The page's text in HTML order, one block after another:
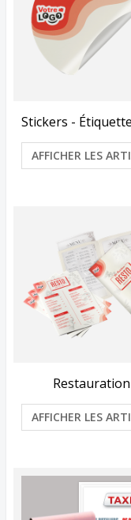
AFFICHER LES
Restauration
AFFICHER LES